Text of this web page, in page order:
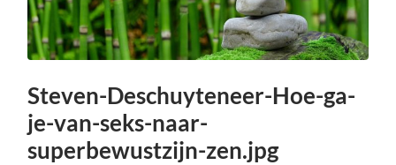
Steven-Deschuyteneer-Hoe-ga-
je-van-seks-naar-
superbewustzijn-zen.jpg